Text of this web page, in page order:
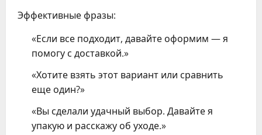
Эффективные фразы:
«Если все подходит, давайте оформим — я
помогу с доставкой.»
«Хотите взять этот вариант или сравнить
еще один?»
«Вы сделали удачный выбор. Давайте я
упакую и расскажу об уходе.»